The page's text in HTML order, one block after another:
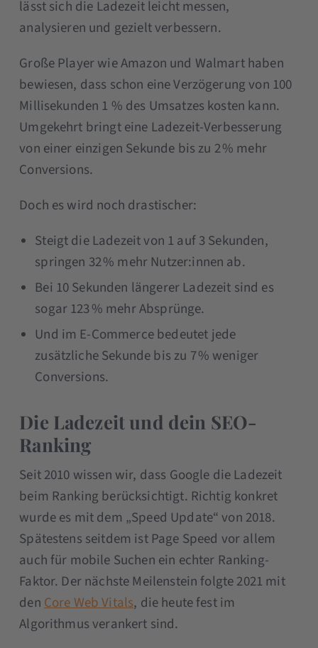
lässt sich die Ladezeit leicht messen,
analysieren und gezielt verbessern.
Große Player wie Amazon und Walmart haben
bewiesen, dass schon eine Verzögerung von 100
Millisekunden 1 % des Umsatzes kosten kann.
Umgekehrt bringt eine Ladezeit-Verbesserung
von einer einzigen Sekunde bis zu 2 % mehr
Conversions.
Doch es wird noch drastischer:
Steigt die Ladezeit von 1 auf 3 Sekunden,
springen 32 % mehr Nutzer:innen ab.
Bei 10 Sekunden längerer Ladezeit sind es
sogar 123 % mehr Absprünge.
Und im E-Commerce bedeutet jede
zusätzliche Sekunde bis zu 7 % weniger
Conversions.
Die Ladezeit und dein SEO-
Ranking
Seit 2010 wissen wir, dass Google die Ladezeit
beim Ranking berücksichtigt. Richtig konkret
wurde es mit dem „Speed Update“ von 2018.
Spätestens seitdem ist Page Speed vor allem
auch für mobile Suchen ein echter Ranking-
Faktor. Der nächste Meilenstein folgte 2021 mit
denCore Web Vitals, die heute fest im
Algorithmus verankert sind.